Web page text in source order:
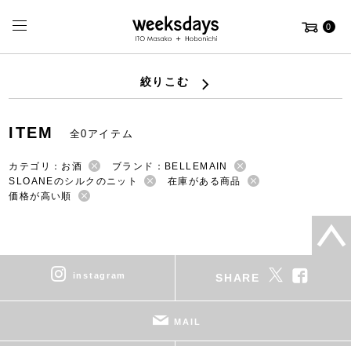
0
絞りこむ
ITEM 全0アイテム
カテゴリ：お酒
ブランド：BELLEMAIN
SLOANEのシルクのニット
在庫がある商品
価格が高い順
instagram SHARE
MAIL